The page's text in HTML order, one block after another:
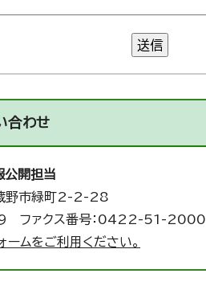
送信
合わせ
公開担当
市緑町2-2-28
ファクス番号：0422-51-2000
ムをご利用ください。